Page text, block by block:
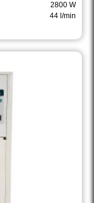
2800 W
44 l/min